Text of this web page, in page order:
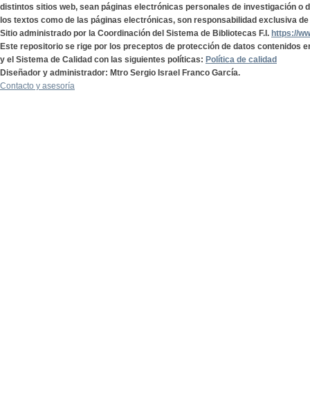
distintos sitios web, sean páginas electrónicas personales de investigación o
los textos como de las páginas electrónicas, son responsabilidad exclusiva
Sitio administrado por la Coordinación del Sistema de Bibliotecas F.I. https://
Este repositorio se rige por los preceptos de protección de datos contenidos
y el Sistema de Calidad con las siguientes políticas: Política de calidad
Diseñador y administrador: Mtro Sergio Israel Franco García.
Contacto y asesoría